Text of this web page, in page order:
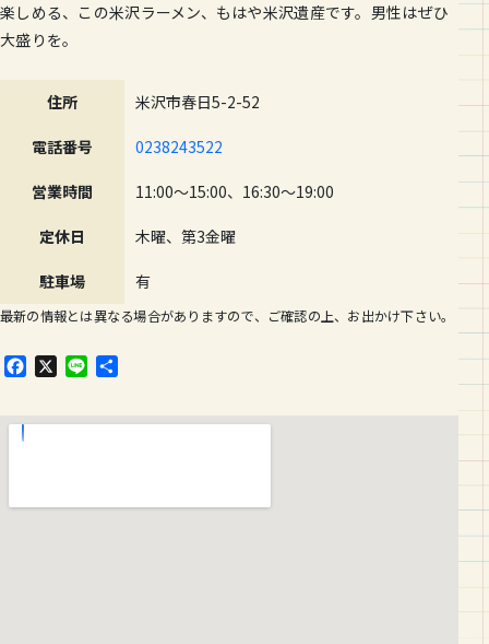
楽しめる、この米沢ラーメン、もはや米沢遺産です。男性はぜひ
大盛りを。
住所 米沢市春日5-2-52
電話番号 0238243522
営業時間 11:00〜15:00、16:30〜19:00
定休日 木曜、第3金曜
駐車場 有
最新の情報とは異なる場合がありますので、ご確認の上、お出かけ下さい。
F
e
X
L
e